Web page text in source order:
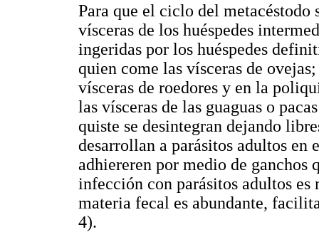
Para que el ciclo del metacéstodo
vísceras de los huéspedes
ingeridas por los huéspedes
quien come las vísceras de
vísceras de roedores y en la
las vísceras de las guaguas o
quiste se desintegran dejando
desarrollan a parásitos adultos en
adhiereren por medio de ganchos
infección con parásitos adultos
materia fecal es abundante,
4).